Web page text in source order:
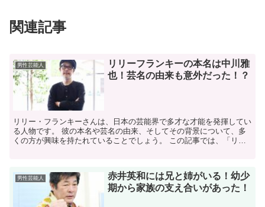
関連記事
男性芸能人
リリーフランキーの本名は中川雅
也！芸名の由来も意外だった！？
リリー・フランキーさんは、日本の芸能界で多才な才能を発揮してい
る人物です。 ​彼の本名や芸名の由来、そしてその背景について、多
くの方が興味を持たれていることでしょう。 ​この記事では、「リリ
男性芸能人
赤井英和には兄と姉がいる！幼少
期から家族の支え合いがあった！